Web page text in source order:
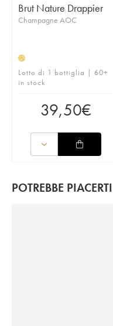
Brut Nature Drappier
Champagne AOC
H
Lotto di 1 bottiglia | 60+
in stock
39,50€
POTREBBE